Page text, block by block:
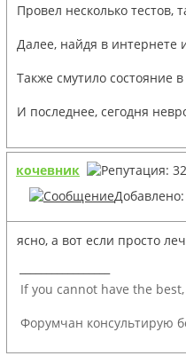
Провел несколько
Далее, найдя в
Также смутило состояние
И последнее, сегодня
кочевник
ясно, а вот если просто
If you cannot have the
Форумчан консультирую